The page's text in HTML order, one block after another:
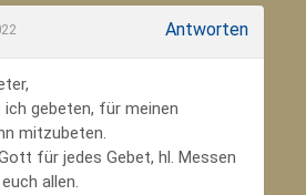
Antworten
gebeten, für meinen
mitzubeten.
für jedes Gebet, hl. Messen
allen.